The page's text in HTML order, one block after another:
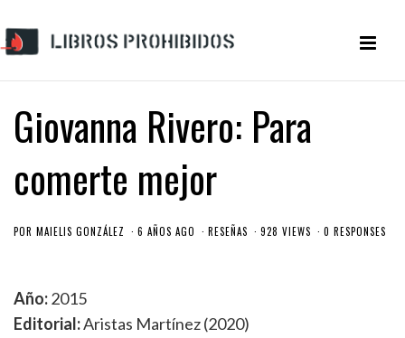
Giovanna Rivero: Para
comerte mejor
POR MAIELIS GONZÁLEZ 6 AÑOS AGO RESEÑAS 928 VIEWS 0 RESPONSES
Año:2015
Editorial:Aristas Martínez (2020)